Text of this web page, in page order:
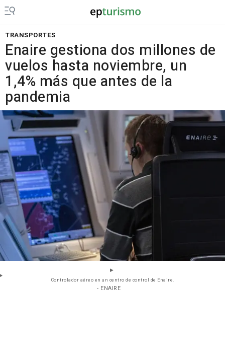
TRANSPORTES
Enaire gestiona dos millones de
vuelos hasta noviembre, un
1,4% más que antes de la
pandemia
Controlador aéreo en un centro de control de Enaire.
- ENAIRE